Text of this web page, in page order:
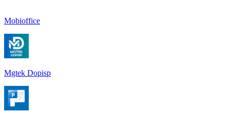
Mobioffice
Mgtek Dopisp